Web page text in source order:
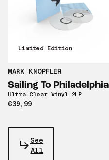
Limited Edition
MARK KNOPFLER
Sailing To Philadelphia
Ultra Clear Vinyl 2LP
€39,99
See
All